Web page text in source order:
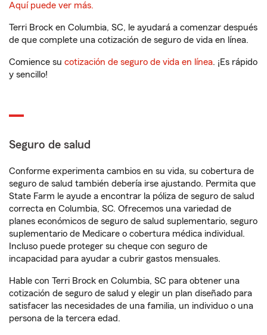
Aquí puede ver más.
Terri Brock en Columbia, SC, le ayudará a comenzar después
de que complete una cotización de seguro de vida en línea.
Comience su cotización de seguro de vida en línea. ¡Es rápido
y sencillo!
Seguro de salud
Conforme experimenta cambios en su vida, su cobertura de
seguro de salud también debería irse ajustando. Permita que
State Farm le ayude a encontrar la póliza de seguro de salud
correcta en Columbia, SC. Ofrecemos una variedad de
planes económicos de seguro de salud suplementario, seguro
suplementario de Medicare o cobertura médica individual.
Incluso puede proteger su cheque con seguro de
incapacidad para ayudar a cubrir gastos mensuales.
Hable con Terri Brock en Columbia, SC para obtener una
cotización de seguro de salud y elegir un plan diseñado para
satisfacer las necesidades de una familia, un individuo o una
persona de la tercera edad.